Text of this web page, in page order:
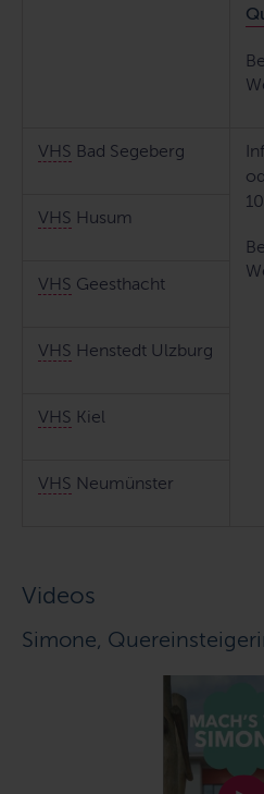
VHS Bad Segeberg
VHS Husum
VHS Geesthacht
VHS Henstedt Ulzburg
VHS Kiel
VHS Neumünster
Videos
Simone,